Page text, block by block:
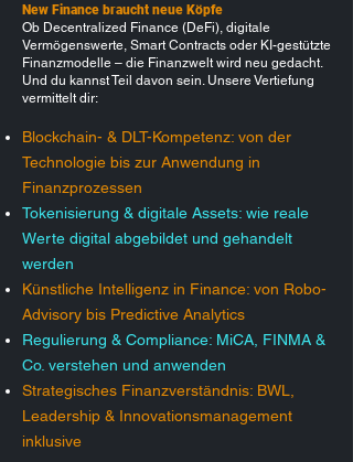
New Finance braucht neue Köpfe
Ob Decentralized Finance (DeFi), digitale
Vermögenswerte, Smart Contracts oder KI-gestützte
Finanzmodelle – die Finanzwelt wird neu gedacht.
Und du kannst Teil davon sein. Unsere Vertiefung
vermittelt dir:
Blockchain- & DLT-Kompetenz: von der
Technologie bis zur Anwendung in
Finanzprozessen
Tokenisierung & digitale Assets: wie reale
Werte digital abgebildet und gehandelt
werden
Künstliche Intelligenz in Finance: von Robo-
Advisory bis Predictive Analytics
Regulierung & Compliance: MiCA, FINMA &
Co. verstehen und anwenden
Strategisches Finanzverständnis: BWL,
Leadership & Innovationsmanagement
inklusive